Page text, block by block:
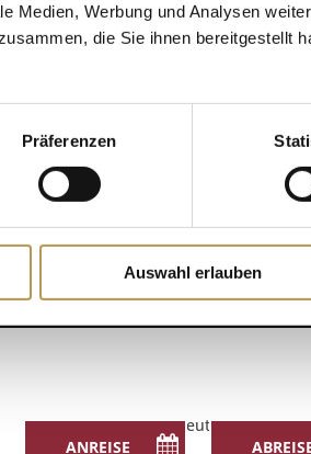
Medien, Werbung und Analysen
die Sie ihnen bereitgestellt
Präferenzen
Auswahl erlauben
Zum Kalender hinzufügen
DETAILS
14 Juli
Deutsch